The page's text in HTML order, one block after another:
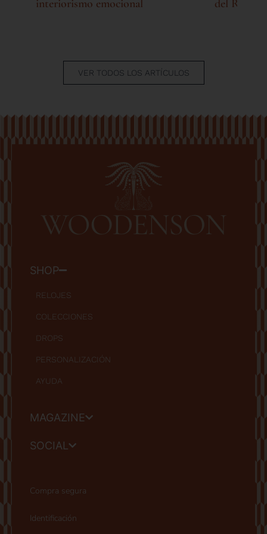
interiorismo emocional
del Real y
VER TODOS LOS ARTÍCULOS
SHOP
RELOJES
COLECCIONES
DROPS
PERSONALIZACIÓN
AYUDA
MAGAZINE
SOCIAL
Compra segura
Identificación